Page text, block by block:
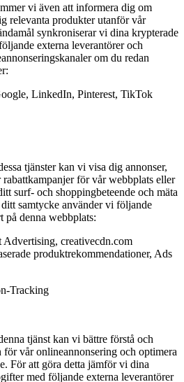
vi även att informera dig om
relevanta produkter utanför vår
synkroniserar vi dina krypterade
externa leverantörer och
om du redan
LinkedIn, Pinterest, TikTok
tjänster kan vi visa dig annonser,
för vår webbplats eller
surf- och shoppingbeteende och mäta
samtycke använder vi följande
på denna webbplats:
creativecdn.com
produktrekommendationer, Ads
Tracking
tjänst kan vi bättre förstå och
för vår onlineannonsering och optimera
För att göra detta jämför vi dina
med följande externa leverantörer